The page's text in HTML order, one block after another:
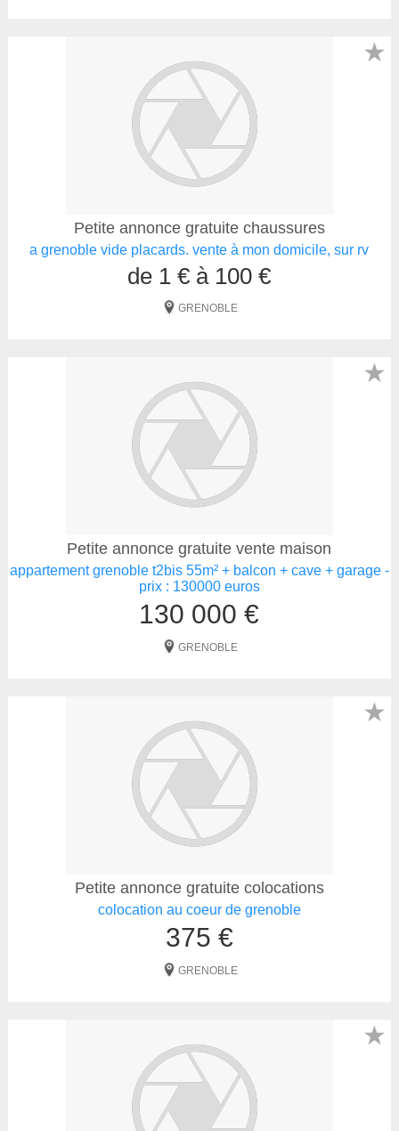
Petite annonce gratuite chaussures
a grenoble vide placards. vente à mon domicile, sur rv
de 1 € à 100 €
GRENOBLE
★
Petite annonce gratuite vente maison
appartement grenoble t2bis 55m² + balcon + cave + garage -
prix : 130000 euros
130 000 €
GRENOBLE
★
Petite annonce gratuite colocations
colocation au coeur de grenoble
375 €
GRENOBLE
★
★